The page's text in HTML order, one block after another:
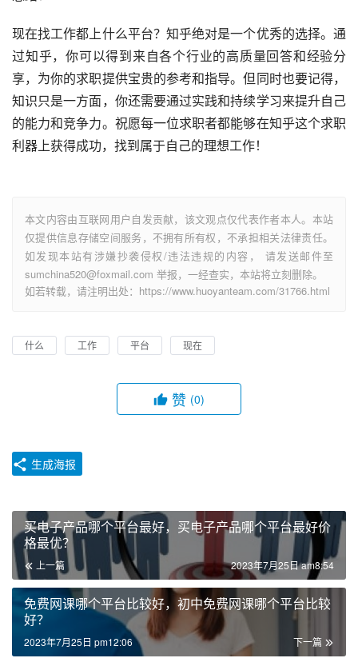
现在找工作都上什么平台？知乎绝对是一个优秀的选择。通
过知乎，你可以得到来自各个行业的高质量回答和经验分
享，为你的求职提供宝贵的参考和指导。但同时也要记得，
知识只是一方面，你还需要通过实践和持续学习来提升自己
的能力和竞争力。祝愿每一位求职者都能够在知乎这个求职
利器上获得成功，找到属于自己的理想工作！
本文内容由互联网用户自发贡献，该文观点仅代表作者本人。本站
仅提供信息存储空间服务，不拥有所有权，不承担相关法律责任。
如发现本站有涉嫌抄袭侵权/违法违规的内容， 请发送邮件至
sumchina520@foxmail.com 举报，一经查实，本站将立刻删除。
如若转载，请注明出处：https://www.huoyanteam.com/31766.html
什么 工作 平台 现在
赞 (0)
生成海报
买电子产品哪个平台最好，买电子产品哪个平台最好价
格最优？
上一篇 2023年7月25日 am8:54
免费网课哪个平台比较好，初中免费网课哪个平台比较
好？
下一篇
2023年7月25日 pm12:06